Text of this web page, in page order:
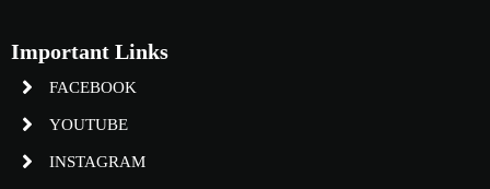
Important Links
FACEBOOK
YOUTUBE
INSTAGRAM